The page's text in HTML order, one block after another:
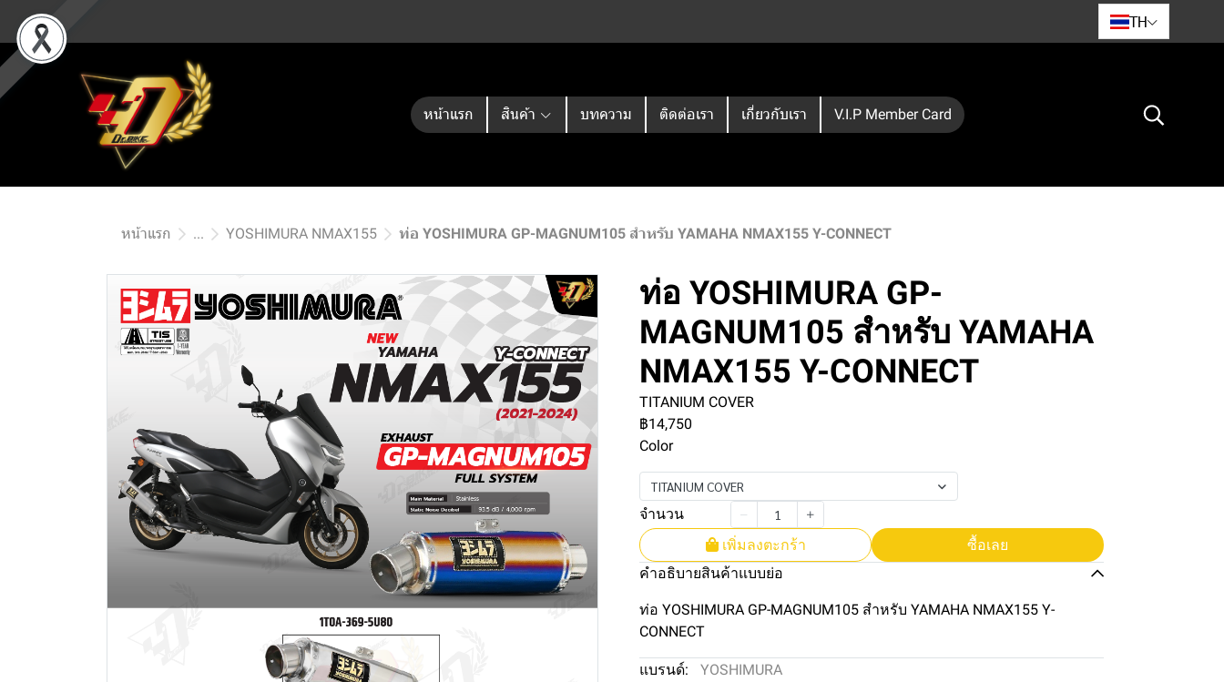
TH
หน้าแรก สินค้า บทความ ติดต่อเรา เกี่ยวกับเรา V.I.P Member Card
หน้าแรก ... YOSHIMURA NMAX155 ท่อ YOSHIMURA GP-MAGNUM105 สำหรับ YAMAHA NMAX155 Y-CONNECT
ท่อ YOSHIMURA GP-
MAGNUM105 สำหรับ YAMAHA
NMAX155 Y-CONNECT
TITANIUM COVER
฿14,750
Color
TITANIUM COVER
จำนวน
เพิ่มลงตะกร้า
ซื้อเลย
คำอธิบายสินค้าแบบย่อ
ท่อ YOSHIMURA GP-MAGNUM105 สำหรับ YAMAHA NMAX155 Y-
CONNECT
แบรนด์:
YOSHIMURA